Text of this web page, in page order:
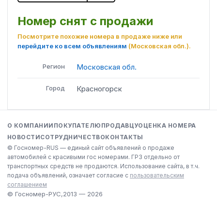
Номер снят с продажи
Посмотрите похожие номера в продаже ниже или
перейдите ко всем объявлениям (Московская обл.).
Регион Московская обл.
Город Красногорск
© Госномер-RUS — единый сайт объявлений о продаже
автомобилей с красивыми гос номерами. ГРЗ отдельно от
транспортных средств не продаются. Использование сайта, в т.ч.
подача объявлений, означает согласие с пользовательским
соглашением
О КОМПАНИИ ПОКУПАТЕЛЮ ПРОДАВЦУОЦЕНКА НОМЕРА
НОВОСТИСОТРУДНИЧЕСТВОКОНТАКТЫ
© Госномер-РУС,2013 — 2026